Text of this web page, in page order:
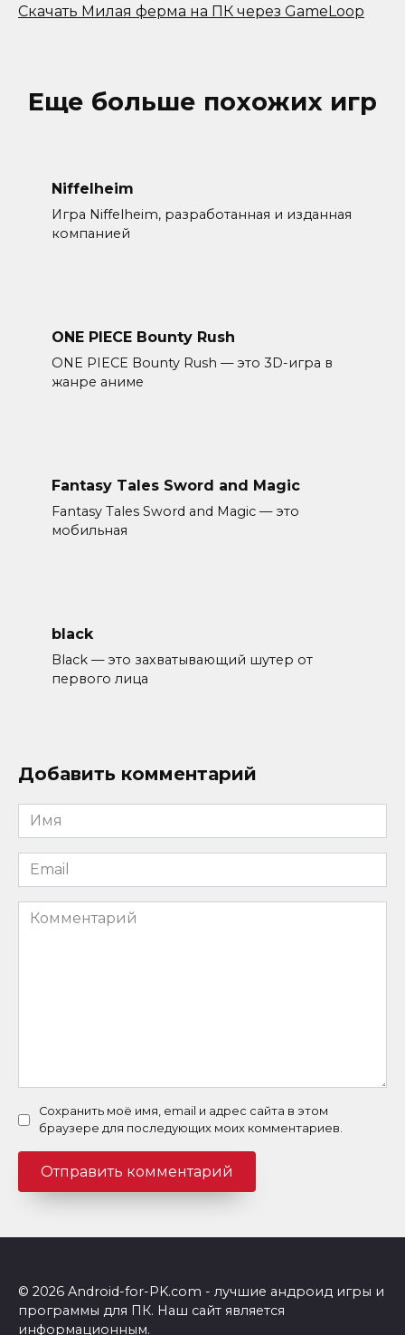
Скачать Милая ферма на ПК через GameLoop
Еще больше похожих игр
Niffelheim
Игра Niffelheim, разработанная и изданная
компанией
ONE PIECE Bounty Rush
ONE PIECE Bounty Rush — это 3D-игра в
жанре аниме
Fantasy Tales Sword and Magic
Fantasy Tales Sword and Magic — это
мобильная
black
Black — это захватывающий шутер от
первого лица
Добавить комментарий
Имя
*
Email
*
Комментарий
Сохранить моё имя, email и адрес сайта в этом
браузере для последующих моих комментариев.
© 2026 Android-for-PK.com - лучшие андроид игры и
программы для ПК. Наш сайт является
информационным.